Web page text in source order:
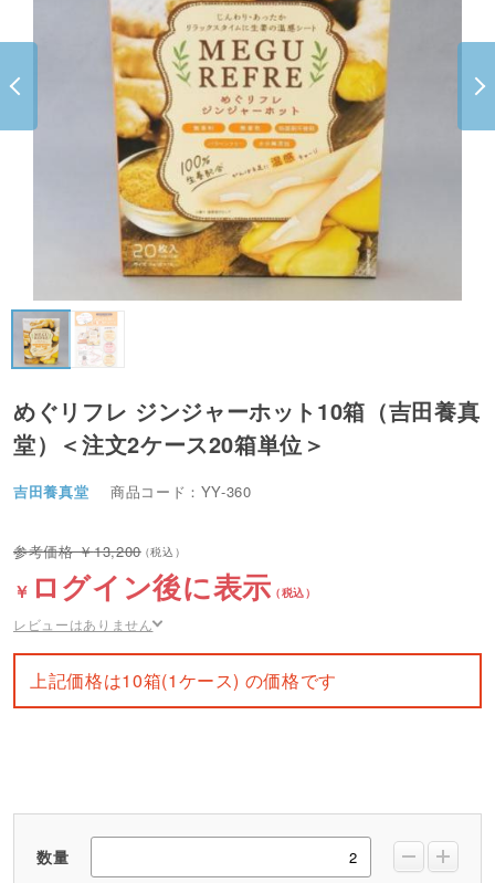
めぐリフレ ジンジャーホット10箱（吉田養真
堂）＜注文2ケース20箱単位＞
吉田養真堂 商品コード：YY-360
13,200
ログイン後に表示
レビューはありません
上記価格は10箱(1ケース) の価格です
数量